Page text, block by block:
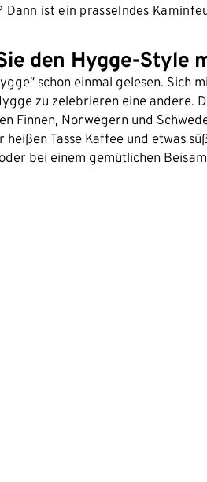
Dann ist ein prasselndes
den Hygge-Style
schon einmal gelesen. Sich
zu zelebrieren eine andere.
Finnen, Norwegern und
Tasse Kaffee und etwas
bei einem gemütlichen